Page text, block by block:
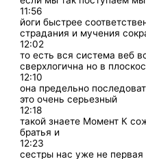
11:56
йоги быстрее
страдания и мучения
12:02
то есть вся система веб
сверхлогична но в
12:10
она предельно
это очень серьезный
12:18
такой знаете Момент К
братья и
12:23
сестры нас уже не